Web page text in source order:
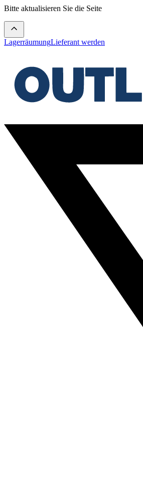
Bitte aktualisieren Sie die Seite
LagerräumungLieferant werden